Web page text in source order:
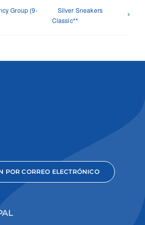
Group (9-
Silver Sneakers
Classic**
POR CORREO ELECTRÓNICO